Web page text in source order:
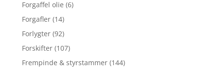
Forgaffel olie (6)
Forgafler (14)
Forlygter (92)
Forskifter (107)
Frempinde & styrstammer (144)